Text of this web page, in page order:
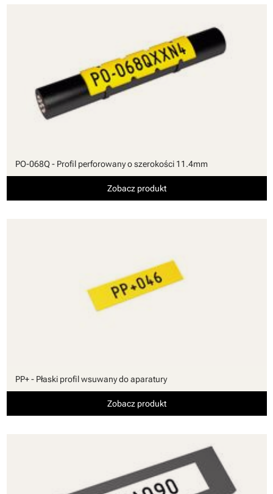
PO-068Q - Profil perforowany o szerokości 11.4mm
Zobacz produkt
PP+ - Płaski profil wsuwany do aparatury
Zobacz produkt